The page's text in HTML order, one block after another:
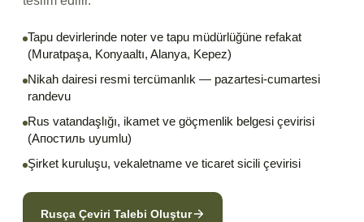
Tapu devirlerinde noter ve tapu müdürlüğüne refakat
(Muratpaşa, Konyaaltı, Alanya, Kepez)
Nikah dairesi resmi tercümanlık — pazartesi-cumartesi
randevu
Rus vatandaşlığı, ikamet ve göçmenlik belgesi çevirisi
(Апостиль uyumlu)
Şirket kuruluşu, vekaletname ve ticaret sicili çevirisi
Rusça Çeviri Talebi Oluştur